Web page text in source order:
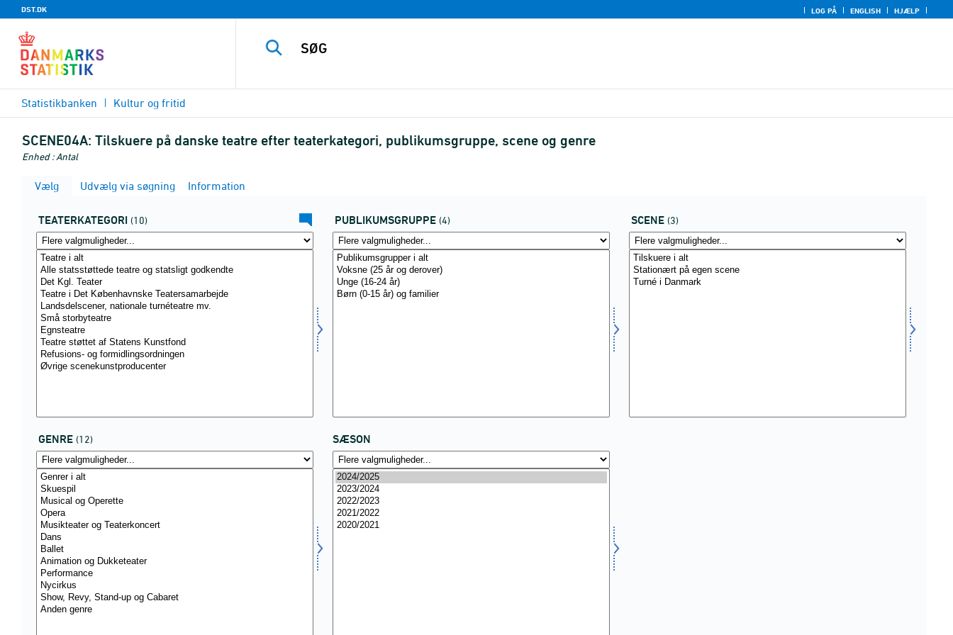
DST.DK LOG PÅ ENGLISH HJÆLP
Statistikbanken Kultur og fritid
SCENE04A: Tilskuere på danske teatre efter teaterkategori, publikumsgruppe, scene og genre
Enhed : Antal
Vælg Udvælg via søgning Information
TEATERKATEGORI (10) PUBLIKUMSGRUPPE (4) SCENE (3)
GENRE (12) SÆSON